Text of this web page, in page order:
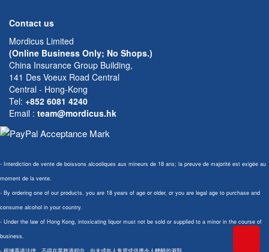
Contact us
Mordicus Limited
(Online Business Only; No Shops.)
China Insurance Group Building,
141 Des Voeux Road Central
Central - Hong-Kong
Tel: +852 6081 4240
Email : team@mordicus.hk
- Interdiction de vente de boissons alcooliques aux mineurs de 18 ans; la preuve de majorité est exigée au
moment de la vente.
- By ordering one of our products, you are 18 years of age or older, or you are legal age to purchase and
consume alcohol in your country.
- Under the law of Hong Kong, intoxicating liquor must not be sold or supplied to a minor in the course of
business.